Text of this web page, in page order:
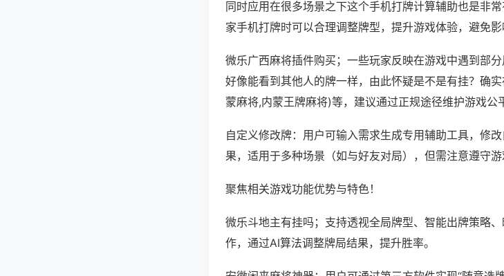
同时应用在很多场景之下这个手机打牌计算辅助也是非
家手机打牌时可以合理调整牌型，提升游戏体验，避免影
微乐广西麻将插件购买；一些玩家反映在游戏中遇到部
好像能看到其他人的牌一样，由此怀疑是不是有挂？确
蒙麻将,内蒙王牌麻将)等，建议通过正规途径维护游戏公
自定义修改牌：用户可输入需求生成专用辅助工具，修
果，适用于多种场景（如与好友对局），但需注意遵守游
聚焦相关游戏功能优势与特色！
微乐斗地主有挂吗；支持透视全局牌型、智能出牌策略
作，通过AI算法调整牌局结果，提升胜率。